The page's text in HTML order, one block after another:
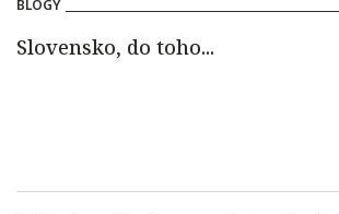
BLOGY